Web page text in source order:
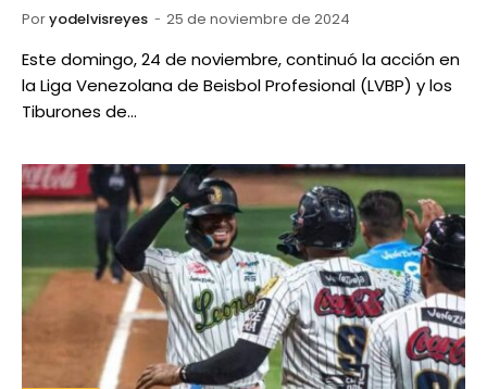
Poryodelvisreyes 25 de noviembre de 2024
Este domingo, 24 de noviembre, continuó la acción en
la Liga Venezolana de Beisbol Profesional (LVBP) y los
Tiburones de…